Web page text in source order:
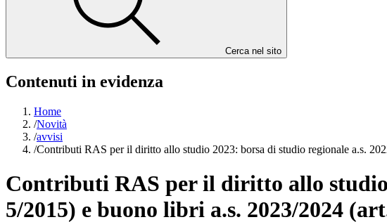
Cerca nel sito
Contenuti in evidenza
Home
/Novità
/avvisi
/Contributi RAS per il diritto allo studio 2023: borsa di studio regionale a.s.
Contributi RAS per il diritto allo studio
5/2015) e buono libri a.s. 2023/2024